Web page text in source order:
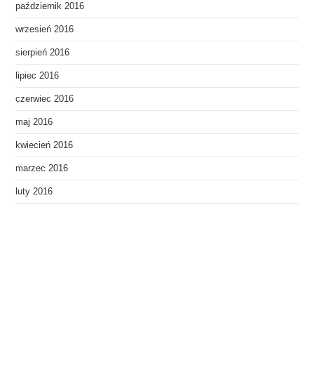
październik 2016
wrzesień 2016
sierpień 2016
lipiec 2016
czerwiec 2016
maj 2016
kwiecień 2016
marzec 2016
luty 2016